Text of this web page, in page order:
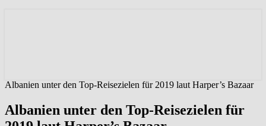
Albanien unter den Top-Reisezielen für 2019 laut Harper’s Bazaar
Albanien unter den Top-Reisezielen für